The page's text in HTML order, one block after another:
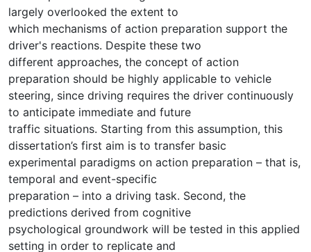
largely overlooked the extent to
which mechanisms of action preparation support the
driver's reactions. Despite these two
different approaches, the concept of action
preparation should be highly applicable to vehicle
steering, since driving requires the driver continuously
to anticipate immediate and future
traffic situations. Starting from this assumption, this
dissertation’s first aim is to transfer basic
experimental paradigms on action preparation – that is,
temporal and event-specific
preparation – into a driving task. Second, the
predictions derived from cognitive
psychological groundwork will be tested in this applied
setting in order to replicate and